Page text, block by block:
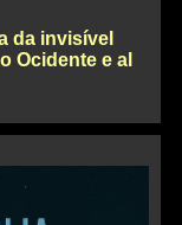
da invisível
Ocidente e al